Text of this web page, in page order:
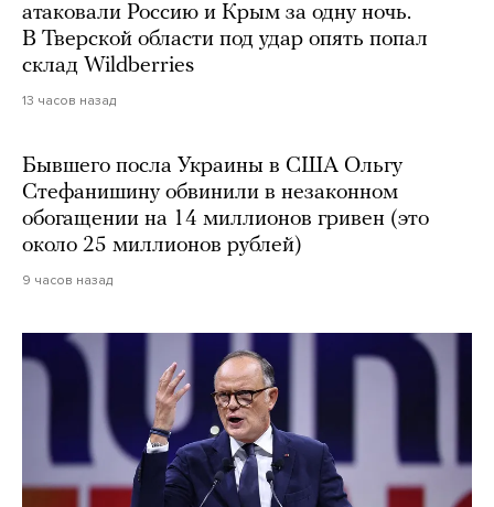
атаковали Россию и Крым за одну ночь.
В Тверской области под удар опять попал
склад Wildberries
13 часов назад
Бывшего посла Украины в США Ольгу
Стефанишину обвинили в незаконном
обогащении на 14 миллионов гривен (это
около 25 миллионов рублей)
9 часов назад